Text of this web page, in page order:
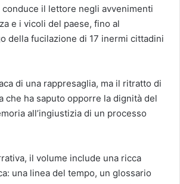
il lettore negli avvenimenti
e i vicoli del paese, fino al
della fucilazione di 17 inermi cittadini
di una rappresaglia, ma il ritratto di
che ha saputo opporre la dignità del
all’ingiustizia di un processo
il volume include una ricca
una linea del tempo, un glossario